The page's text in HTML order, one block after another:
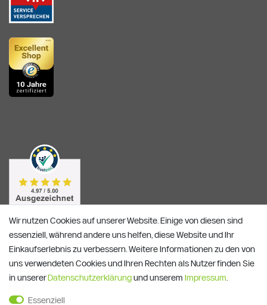
Wir nutzen Cookies auf unserer Website. Einige von diesen sind
essenziell, während andere uns helfen, diese Website und Ihr
Einkaufserlebnis zu verbessern. Weitere Informationen zu den von
uns verwendeten Cookies und Ihren Rechten als Nutzer finden Sie
in unsererDaten­schutz­erklärungund unserem Impressum
Essenziell